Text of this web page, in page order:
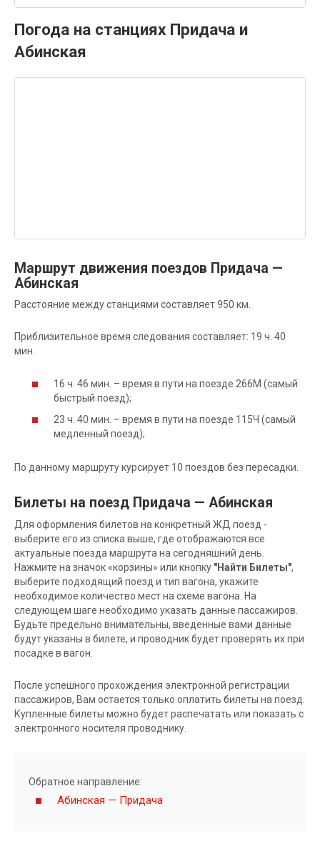
Погода на станциях Придача и
Абинская
Маршрут движения поездов Придача —
Абинская
Расстояние между станциями составляет 950 км.
Приблизительное время следования составляет: 19 ч. 40
мин.
16 ч. 46 мин. – время в пути на поезде 266М (самый
быстрый поезд);
23 ч. 40 мин. – время в пути на поезде 115Ч (самый
медленный поезд);
По данному маршруту курсирует 10 поездов без пересадки.
Билеты на поезд Придача — Абинская
Для оформления билетов на конкретный ЖД поезд -
выберите его из списка выше, где отображаются все
актуальные поезда маршрута на сегодняшний день.
Нажмите на значок «корзины» или кнопку "Найти Билеты",
выберите подходящий поезд и тип вагона, укажите
необходимое количество мест на схеме вагона. На
следующем шаге необходимо указать данные пассажиров.
Будьте предельно внимательны, введенные вами данные
будут указаны в билете, и проводник будет проверять их при
посадке в вагон.
После успешного прохождения электронной регистрации
пассажиров, Вам остается только оплатить билеты на поезд.
Купленные билеты можно будет распечатать или показать с
электронного носителя проводнику.
Обратное направление:
Абинская — Придача